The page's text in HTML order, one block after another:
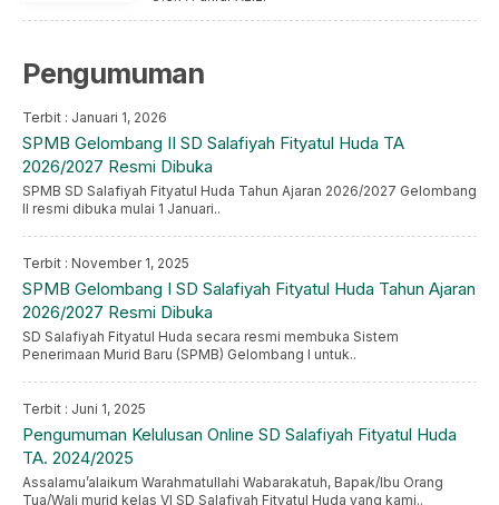
Pengumuman
Terbit : Januari 1, 2026
SPMB Gelombang II SD Salafiyah Fityatul Huda TA
2026/2027 Resmi Dibuka
SPMB SD Salafiyah Fityatul Huda Tahun Ajaran 2026/2027 Gelombang
II resmi dibuka mulai 1 Januari..
Terbit : November 1, 2025
SPMB Gelombang I SD Salafiyah Fityatul Huda Tahun Ajaran
2026/2027 Resmi Dibuka
SD Salafiyah Fityatul Huda secara resmi membuka Sistem
Penerimaan Murid Baru (SPMB) Gelombang I untuk..
Terbit : Juni 1, 2025
Pengumuman Kelulusan Online SD Salafiyah Fityatul Huda
TA. 2024/2025
Assalamu’alaikum Warahmatullahi Wabarakatuh, Bapak/Ibu Orang
Tua/Wali murid kelas VI SD Salafiyah Fityatul Huda yang kami..